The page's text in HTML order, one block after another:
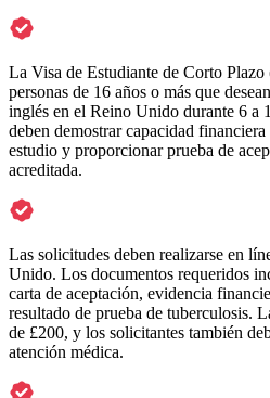
La Visa de Estudiante de Corto
personas de 16 años o más que
inglés en el Reino Unido durante 6 a
deben demostrar capacidad
estudio y proporcionar prueba de
acreditada.
Las solicitudes deben realizarse en
Unido. Los documentos requeridos
carta de aceptación, evidencia
resultado de prueba de tuberculosis.
de £200, y los solicitantes también
atención médica.